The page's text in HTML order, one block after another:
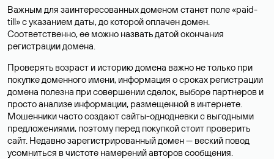
Важным для заинтересованных доменом станет поле «paid-
till» с указанием даты, до которой оплачен домен.
Соответственно, ее можно назвать датой окончания
регистрации домена.
Проверять возраст и историю домена важно не только при
покупке доменного имени, информация о сроках регистрации
домена полезна при совершении сделок, выборе партнеров и
просто анализе информации, размещенной в интернете.
Мошенники часто создают сайты-однодневки с выгодными
предложениями, поэтому перед покупкой стоит проверить
сайт. Недавно зарегистрированный домен — веский повод
усомниться в чистоте намерений авторов сообщения.